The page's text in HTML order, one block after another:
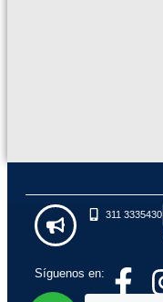
311 3335430
Síguenos en: